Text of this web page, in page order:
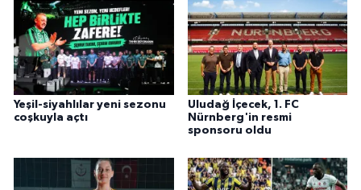
Yeşil-siyahlılar yeni sezonu
coşkuyla açtı
Uludağ İçecek, 1. FC
Nürnberg'in resmi
sponsoru oldu